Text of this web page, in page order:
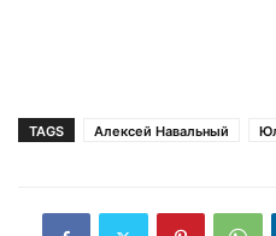
TAGS Алексей Навальный